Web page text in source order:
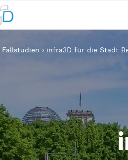
Fallstudien › infra3D für die Stadt